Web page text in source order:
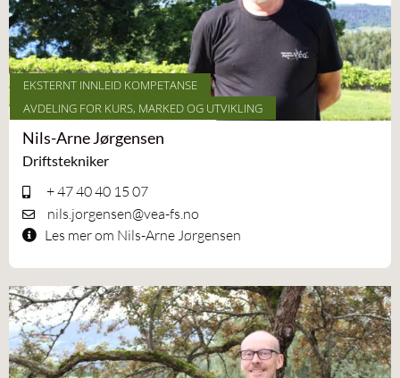
EKSTERNT INNLEID KOMPETANSE
AVDELING FOR KURS, MARKED OG UTVIKLING
Nils-Arne Jørgensen
Driftstekniker
+ 47 40 40 15 07
nils.jorgensen@vea-fs.no
Les mer om Nils-Arne Jørgensen